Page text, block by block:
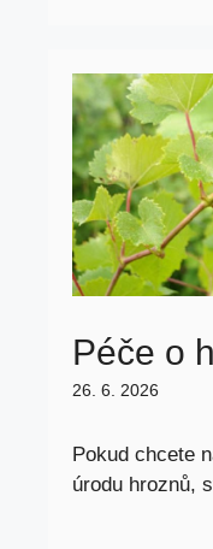
Péče o
26. 6. 2026
Pokud chcete
úrodu hroznů,